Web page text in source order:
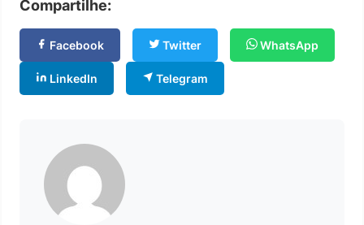
Compartilhe:
Facebook Twitter WhatsApp
LinkedIn Telegram